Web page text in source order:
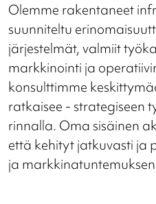
Olemme rakentaneet
suunniteltu
järjestelmät, valmiit
markkinointi ja
konsulttimme
ratkaisee - strategiseen
rinnalla. Oma sisäinen
että kehityt jatkuvasti ja
ja